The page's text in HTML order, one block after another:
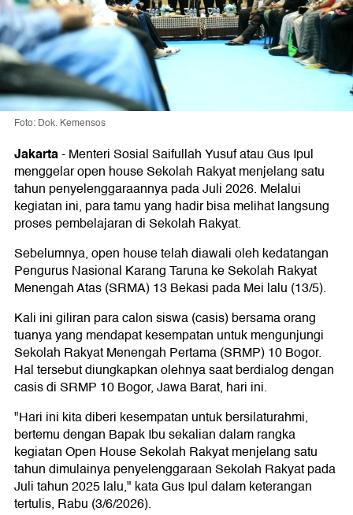
Foto: Dok. Kemensos
Jakarta-Menteri Sosial Saifullah Yusuf atau Gus Ipul
menggelar open house Sekolah Rakyat menjelang satu
tahun penyelenggaraannya pada Juli 2026. Melalui
kegiatan ini, para tamu yang hadir bisa melihat langsung
proses pembelajaran di Sekolah Rakyat.
Sebelumnya, open house telah diawali oleh kedatangan
Pengurus Nasional Karang Taruna ke Sekolah Rakyat
Menengah Atas (SRMA) 13 Bekasi pada Mei lalu (13/5).
Kali ini giliran para calon siswa (casis) bersama orang
tuanya yang mendapat kesempatan untuk mengunjungi
Sekolah Rakyat Menengah Pertama (SRMP) 10 Bogor.
Hal tersebut diungkapkan olehnya saat berdialog dengan
casis di SRMP 10 Bogor, Jawa Barat, hari ini.
"Hari ini kita diberi kesempatan untuk bersilaturahmi,
bertemu dengan Bapak Ibu sekalian dalam rangka
kegiatan Open House Sekolah Rakyat menjelang satu
tahun dimulainya penyelenggaraan Sekolah Rakyat pada
Juli tahun 2025 lalu," kata Gus Ipul dalam keterangan
tertulis, Rabu (3/6/2026).